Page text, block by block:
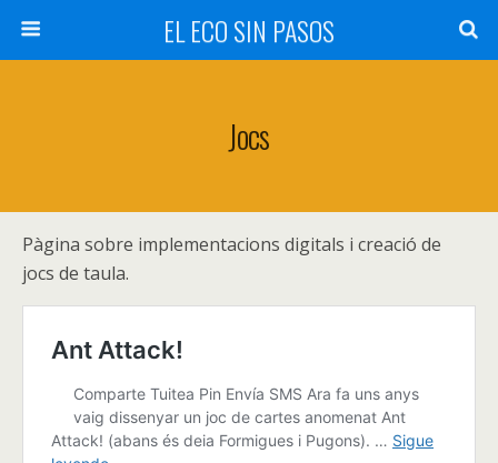
EL ECO SIN PASOS
Jocs
Pàgina sobre implementacions digitals i creació de
jocs de taula.